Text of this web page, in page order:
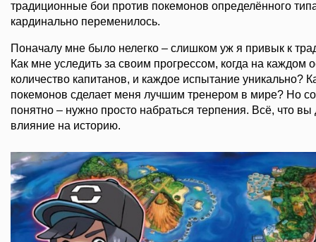
традиционные бои против покемонов определённого
кардинально переменилось.
Поначалу мне было нелегко – слишком уж я привык к
Как мне уследить за своим прогрессом, когда на каждом
количество капитанов, и каждое испытание уникально?
покемонов сделает меня лучшим тренером в мире? Но
понятно – нужно просто набраться терпения. Всё, что вы
влияние на историю.